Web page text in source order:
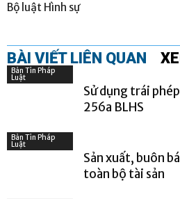
Bộ luật Hình sự
BÀI VIẾT LIÊN QUAN
Bản Tin Pháp
Luật
Sử dụng trái
256a BLHS
Bản Tin Pháp
Luật
Sản xuất, buôn
toàn bộ tài sản